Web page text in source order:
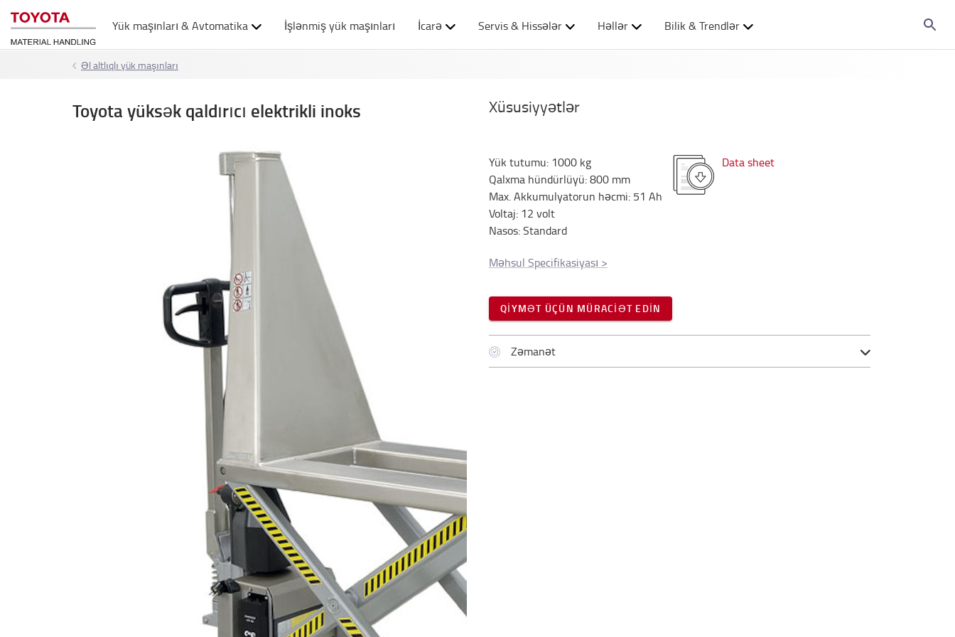
Yük maşınları & Avtomatika İşlənmiş yük maşınları İcarə Servis & Hissələr Həllər Bilik & Trendlər
Əl altlıqlı yük maşınları
Toyota yüksək qaldırıcı elektrikli inoks Xüsusiyyətlər
Yük tutumu: 1000 kg
Qalxma hündürlüyü:800 mm
Max. Akkumulyatorun həcmi: 51 Ah
Voltaj: 12 volt
Nasos:Standard
Data sheet
Məhsul Specifikasiyası >
QIYMƏT ÜÇÜN MÜRACIƏT EDIN
Zəmanət